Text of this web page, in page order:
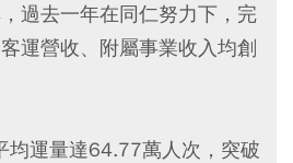
過去一年在同仁努力下，完
運營收、附屬事業收入均創
均運量達64.77萬人次，突破